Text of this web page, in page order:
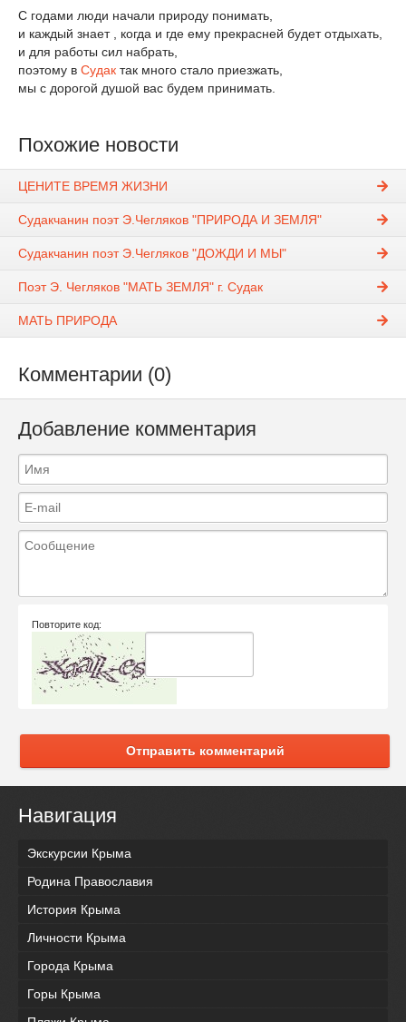
С годами люди начали природу понимать,
и каждый знает , когда и где ему прекрасней будет отдыхать,
и для работы сил набрать,
поэтому в Судак так много стало приезжать,
мы с дорогой душой вас будем принимать.
Похожие новости
ЦЕНИТЕ ВРЕМЯ ЖИЗНИ
Судакчанин поэт Э.Чегляков "ПРИРОДА И ЗЕМЛЯ"
Судакчанин поэт Э.Чегляков "ДОЖДИ И МЫ"
Поэт Э. Чегляков "МАТЬ ЗЕМЛЯ" г. Судак
МАТЬ ПРИРОДА
Комментарии (0)
Добавление комментария
Повторите код:
Отправить комментарий
Навигация
Экскурсии Крыма
Родина Православия
История Крыма
Личности Крыма
Города Крыма
Горы Крыма